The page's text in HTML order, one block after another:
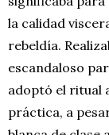
la calidad
rebeldía.
escandaloso
adoptó el ritual
práctica, a